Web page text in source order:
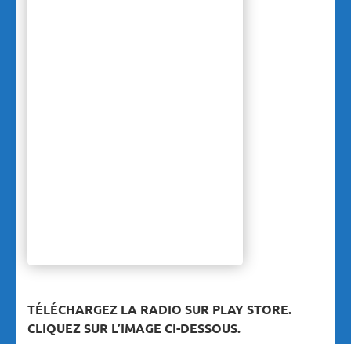
TÉLÉCHARGEZ LA RADIO SUR PLAY STORE.
CLIQUEZ SUR L’IMAGE CI-DESSOUS.